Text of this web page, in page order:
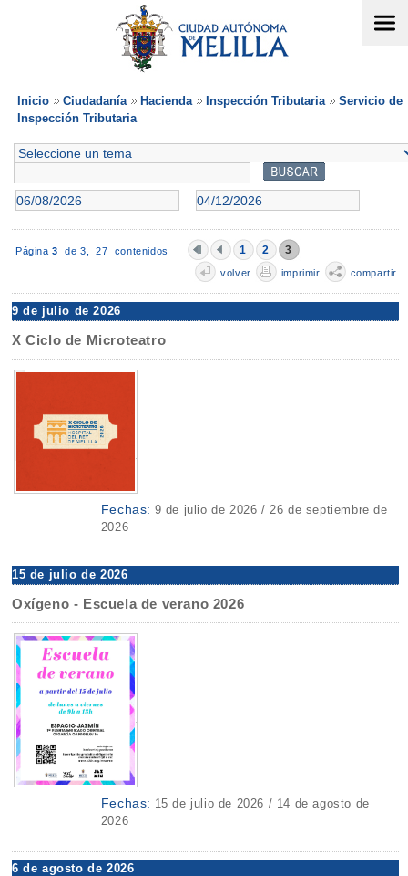
Inicio Ciudadanía Hacienda Inspección Tributaria
Servicio de
Inspección Tributaria
Página 3 de 3,27 contenidos 1 2 3
volver imprimir compartir
9 de julio de 2026
X Ciclo de Microteatro
Fechas: 9 de julio de 2026 / 26 de septiembre de
2026
15 de julio de 2026
Oxígeno - Escuela de verano 2026
Fechas: 15 de julio de 2026 / 14 de agosto de
2026
6 de agosto de 2026